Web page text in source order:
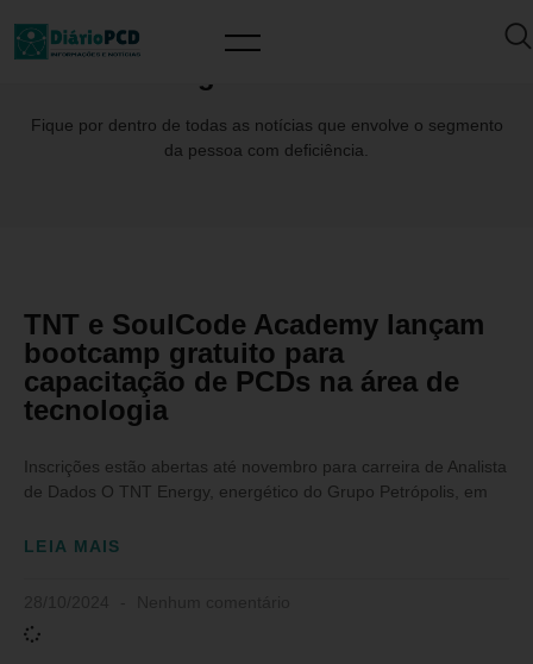
Fique por dentro de todas as notícias que envolve o segmento
da pessoa com deficiência.
TNT e SoulCode Academy lançam
bootcamp gratuito para
capacitação de PCDs na área de
tecnologia
Inscrições estão abertas até novembro para carreira de Analista
de Dados O TNT Energy, energético do Grupo Petrópolis, em
LEIA MAIS